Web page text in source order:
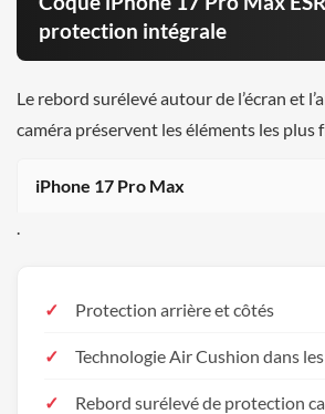
protection intégrale
Le rebord surélevé autour de l’écran et
caméra préservent les éléments les plus
iPhone 17 Pro Max
Protection arrière et côtés
Technologie Air Cushion dans
Rebord surélevé de protection